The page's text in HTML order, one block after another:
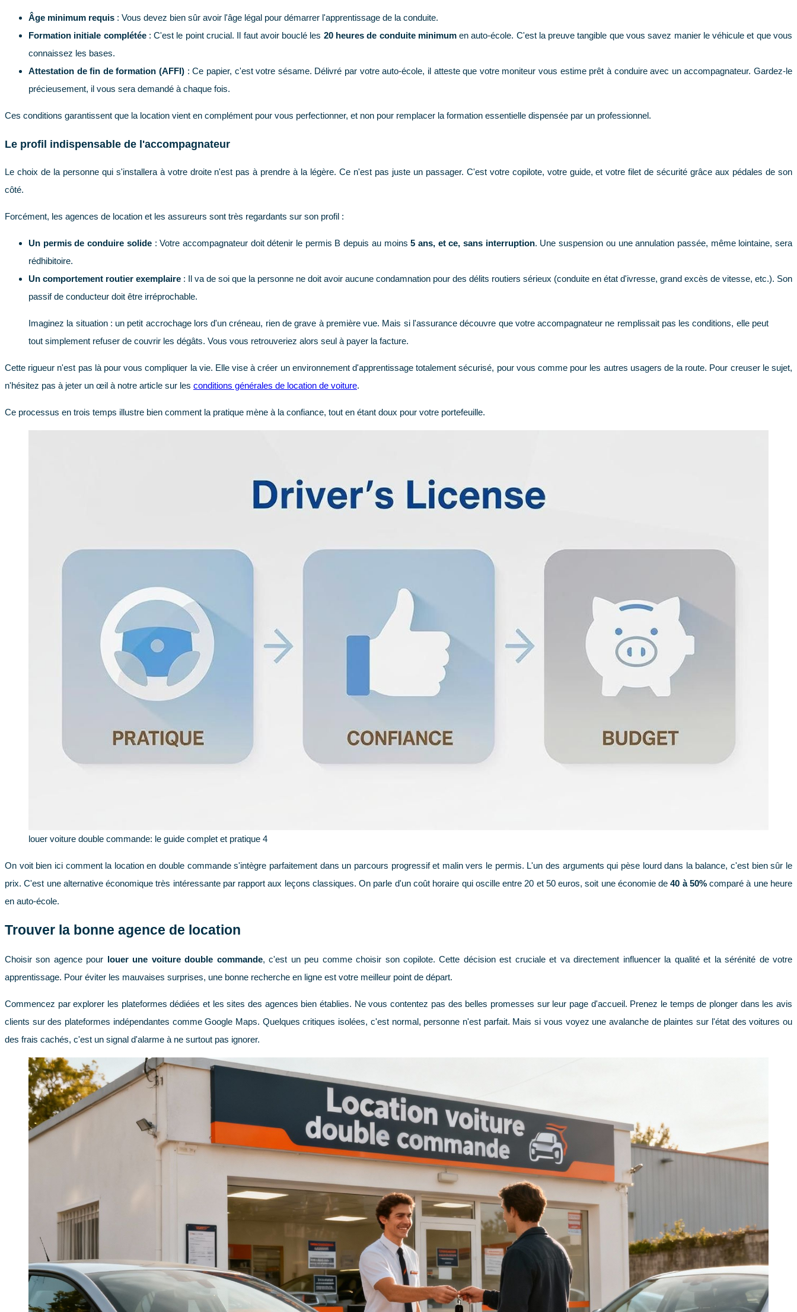
Âge minimum requis : Vous devez bien sûr avoir l'âge légal pour démarrer l'apprentissage de la conduite.
Formation initiale complétée: C'est le point crucial. Il faut avoir bouclé les 20 heures de conduite minimumen auto-école. C'est la preuve tangible que vous savez manier le véhicule et que vous
connaissez les bases.
Attestation de fin de formation (AFFI) : Ce papier, c'est votre sésame. Délivré par votre auto-école, il atteste que votre moniteur vous estime prêt à conduire avec un accompagnateur. Gardez-le
précieusement, il vous sera demandé à chaque fois.
Ces conditions garantissent que la location vient en complément pour vous perfectionner, et non pour remplacer la formation essentielle dispensée par un professionnel.
Le profil indispensable de l'accompagnateur
Le choix de la personne qui s'installera à votre droite n'est pas à prendre à la légère. Ce n'est pas juste un passager. C'est votre copilote, votre guide, et votre filet de sécurité grâce aux pédales de son
côté.
Forcément, les agences de location et les assureurs sont très regardants sur son profil :
Un permis de conduire solide: Votre accompagnateur doit détenir le permis B depuis au moins5 ans, et ce, sans interruption. Une suspension ou une annulation passée, même lointaine, sera
rédhibitoire.
Un comportement routier exemplaire : Il va de soi que la personne ne doit avoir aucune condamnation pour des délits routiers sérieux (conduite en état d'ivresse, grand excès de vitesse, etc.). Son
passif de conducteur doit être irréprochable.
Imaginez la situation : un petit accrochage lors d'un créneau, rien de grave à première vue. Mais si l'assurance découvre que votre accompagnateur ne remplissait pas les conditions, elle peut
tout simplement refuser de couvrir les dégâts. Vous vous retrouveriez alors seul à payer la facture.
Cette rigueur n'est pas là pour vous compliquer la vie. Elle vise à créer un environnement d'apprentissage totalement sécurisé, pour vous comme pour les autres usagers de la route. Pour creuser le sujet,
n'hésitez pas à jeter un œil à notre article sur les conditions générales de location de voiture.
Ce processus en trois temps illustre bien comment la pratique mène à la confiance, tout en étant doux pour votre portefeuille.
louer voiture double commande: le guide complet et pratique 4
On voit bien ici comment la location en double commande s'intègre parfaitement dans un parcours progressif et malin vers le permis. L'un des arguments qui pèse lourd dans la balance, c'est bien sûr le
prix. C'est une alternative économique très intéressante par rapport aux leçons classiques. On parle d'un coût horaire qui oscille entre 20 et 50 euros, soit une économie de40 à 50%comparé à une heure
en auto-école.
Trouver la bonne agence de location
Choisir son agence pour louer une voiture double commande, c'est un peu comme choisir son copilote. Cette décision est cruciale et va directement influencer la qualité et la sérénité de votre
apprentissage. Pour éviter les mauvaises surprises, une bonne recherche en ligne est votre meilleur point de départ.
Commencez par explorer les plateformes dédiées et les sites des agences bien établies. Ne vous contentez pas des belles promesses sur leur page d'accueil. Prenez le temps de plonger dans les avis
clients sur des plateformes indépendantes comme Google Maps. Quelques critiques isolées, c'est normal, personne n'est parfait. Mais si vous voyez une avalanche de plaintes sur l'état des voitures ou
des frais cachés, c'est un signal d'alarme à ne surtout pas ignorer.